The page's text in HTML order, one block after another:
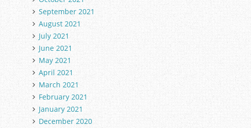
September 2021
August 2021
July 2021
June 2021
May 2021
April 2021
March 2021
February 2021
January 2021
December 2020